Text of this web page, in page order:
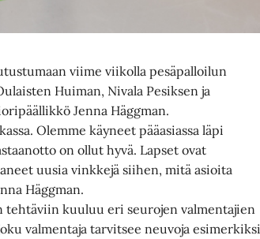
viime viikolla pesäpalloilun
Huiman, Nivala Pesiksen ja
Jenna Häggman.
Olemme käyneet pääasiassa läpi
on ollut hyvä. Lapset ovat
uusia vinkkejä siihen, mitä asioita
Häggman.
tehtäviin kuuluu eri seurojen valmentajien
valmentaja tarvitsee neuvoja esimerkiksi